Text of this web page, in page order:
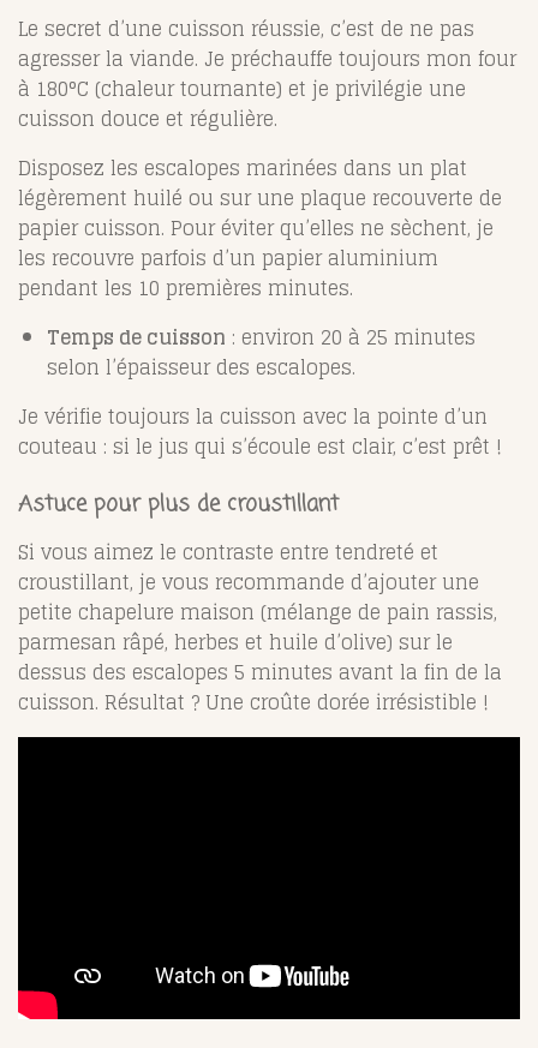
Le secret d’une cuisson réussie, c’est de ne pas
agresser la viande. Je préchauffe toujours mon four
à 180°C (chaleur tournante) et je privilégie une
cuisson douce et régulière.
Disposez les escalopes marinées dans un plat
légèrement huilé ou sur une plaque recouverte de
papier cuisson. Pour éviter qu’elles ne sèchent, je
les recouvre parfois d’un papier aluminium
pendant les 10 premières minutes.
Temps de cuisson : environ 20 à 25 minutes
selon l’épaisseur des escalopes.
Je vérifie toujours la cuisson avec la pointe d’un
couteau : si le jus qui s’écoule est clair, c’est prêt !
Astuce pour plus de croustillant
Si vous aimez le contraste entre tendreté et
croustillant, je vous recommande d’ajouter une
petite chapelure maison (mélange de pain rassis,
parmesan râpé, herbes et huile d’olive) sur le
dessus des escalopes 5 minutes avant la fin de la
cuisson. Résultat ? Une croûte dorée irrésistible !